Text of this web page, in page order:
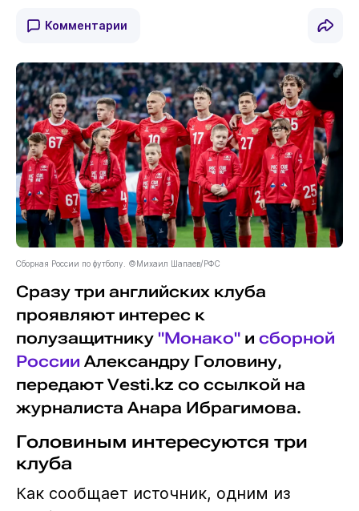
Комментарии
Сборная России по футболу. ©Михаил Шапаев/РФС
Сразу три английских клуба
проявляют интерес к
полузащитнику "Монако"и сборной
России Александру Головину,
передают Vesti.kz со ссылкой на
журналиста Анара Ибрагимова.
Головиным интересуются три
клуба
Как сообщает источник, одним из